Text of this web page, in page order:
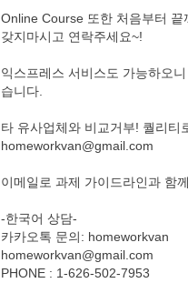
Online Course 또한 처음부터
갖지마시고 연락주세요~!
익스프레스 서비스도 가능하오
습니다.
타 유사업체와 비교거부! 퀄리티
homeworkvan@gmail.com
이메일로 과제 가이드라인과 함
-한국어 상담-
카카오톡 문의: homeworkvan
homeworkvan@gmail.com
PHONE : 1-626-502-7953